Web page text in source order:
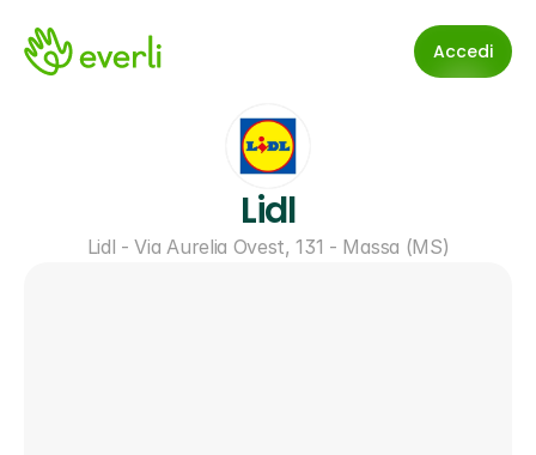
Accedi
Lidl
Lidl - Via Aurelia Ovest, 131 - Massa (MS)